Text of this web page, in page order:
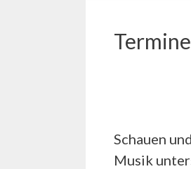
Termine
Schauen
Musik